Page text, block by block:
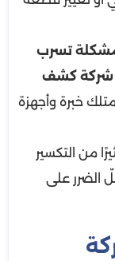
تسرب
شركة كشف
خبرة وأجهزة
من التكسير
الضرر على